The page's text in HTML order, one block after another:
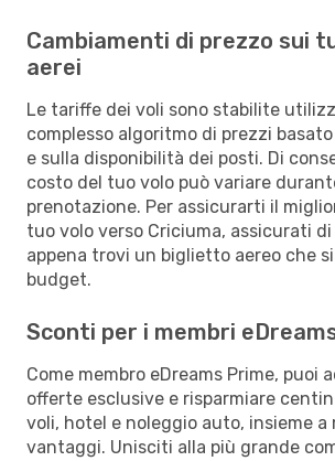
Cambiamenti di prezzo sui
aerei
Le tariffe dei voli sono stabilite
complesso algoritmo di prezzi
e sulla disponibilità dei posti. Di
costo del tuo volo può variare
prenotazione. Per assicurarti il
tuo volo verso Criciuma, assicurati
appena trovi un biglietto aereo che
budget.
Sconti per i membri
Come membro eDreams Prime, puoi
offerte esclusive e risparmiare
voli, hotel e noleggio auto, insieme a
vantaggi. Unisciti alla più grande